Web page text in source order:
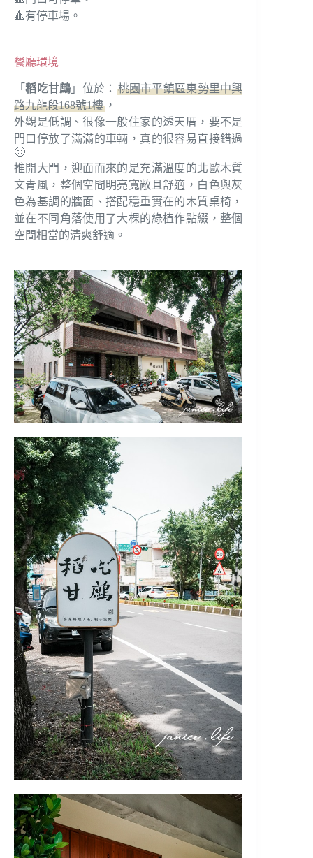
🔺有停車場。
餐廳環境
「稻吃甘鷓 」位於： 桃園市平鎮區東勢里中興
路九龍段168號1樓 ，
外觀是低調、很像一般住家的透天厝，要不是
門口停放了滿滿的車輛，真的很容易直接錯過
🙂
推開大門，迎面而來的是充滿溫度的北歐木質
文青風，整個空間明亮寬敞且舒適，白色與灰
色為基調的牆面、搭配穩重實在的木質桌椅，
並在不同角落使用了大棵的綠植作點綴，整個
空間相當的清爽舒適。